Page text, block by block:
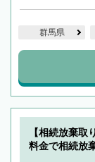
群馬県
【相続放棄
料金で相続放